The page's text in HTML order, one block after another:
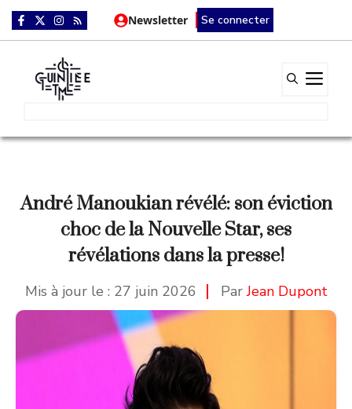
Aller
au
Newsletter Se connecter
André Manoukian révélé: son éviction
choc de la Nouvelle Star, ses
révélations dans la presse!
Mis à jour le : 27 juin 2026 ParJean Dupont